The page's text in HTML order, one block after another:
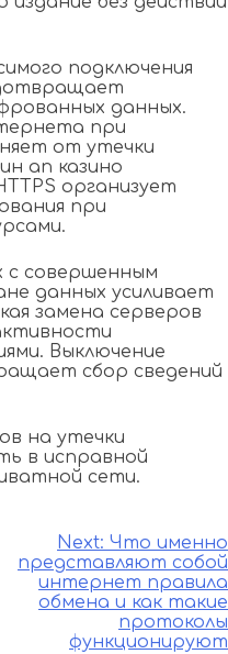
подключения
данных.
при
от утечки
ап казино
организует
при
с совершенным
данных усиливает
замена серверов
Выключение
сбор сведений
на утечки
в исправной
сети.
Next: Что именно
представляют собой
интернет правила
обмена и как такие
протоколы
функционируют